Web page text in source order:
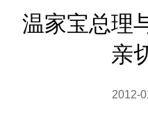
温家宝总理
亲
2012-